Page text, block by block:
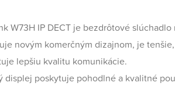
W73H IP DECT je bezdrôtové
novým komerčným dizajnom, je
lepšiu kvalitu komunikácie.
displej poskytuje pohodlné a kvalitné